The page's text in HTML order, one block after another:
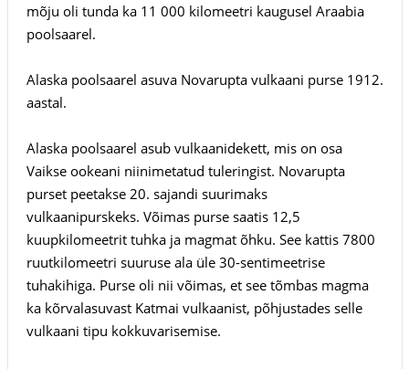
mõju oli tunda ka 11 000 kilomeetri kaugusel Araabia
poolsaarel.
Alaska poolsaarel asuva Novarupta vulkaani purse 1912.
aastal.
Alaska poolsaarel asub vulkaanidekett, mis on osa
Vaikse ookeani niinimetatud tuleringist. Novarupta
purset peetakse 20. sajandi suurimaks
vulkaanipurskeks. Võimas purse saatis 12,5
kuupkilomeetrit tuhka ja magmat õhku. See kattis 7800
ruutkilomeetri suuruse ala üle 30-sentimeetrise
tuhakihiga. Purse oli nii võimas, et see tõmbas magma
ka kõrvalasuvast Katmai vulkaanist, põhjustades selle
vulkaani tipu kokkuvarisemise.